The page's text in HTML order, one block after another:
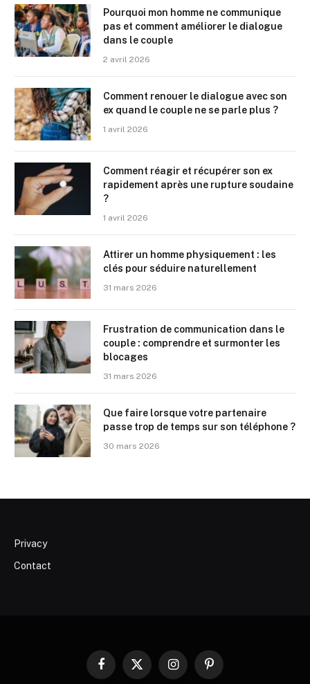
Pourquoi mon homme ne communique
pas et comment améliorer le dialogue
dans le couple
2 avril 2026
Comment renouer le dialogue avec son
ex quand le couple ne se parle plus ?
1 avril 2026
Comment réagir et récupérer son ex
rapidement après une rupture soudaine
?
1 avril 2026
Attirer un homme physiquement : les
clés pour séduire naturellement
31 mars 2026
Frustration de communication dans le
couple : comprendre et surmonter les
blocages
31 mars 2026
Que faire lorsque votre partenaire
passe trop de temps sur son téléphone ?
30 mars 2026
Privacy
Contact
Facebook
X
InstagramPinterest